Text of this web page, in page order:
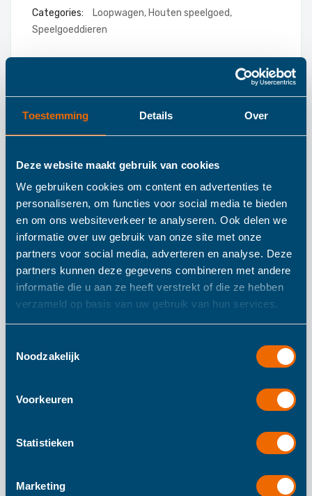
Toestemming Details Over
Deze website maakt gebruik van cookies
We gebruiken cookies om content en advertenties te
personaliseren, om functies voor social media te bieden
en om ons websiteverkeer te analyseren. Ook delen we
informatie over uw gebruik van onze site met onze
partners voor social media, adverteren en analyse. Deze
partners kunnen deze gegevens combineren met andere
informatie die u aan ze heeft verstrekt of die ze hebben
verzameld op basis van uw gebruik van hun services.
Noodzakelijk
Voorkeuren
Statistieken
Marketing
Categories: Loopwagen, Houten speelgoed,
Speelgoeddieren
Details
Trixie Houten
Loopwagen Mr.
Crocodile
Ga op ontdekkingstocht met deze leuke houten
loopwagen! Of je kleintje nu zijn eerste stapjes zet of vlot
van hun favoriete speelgoed om samen op stap te gaan,
hout. Alle verven zijn op waterbasis en veilig voor baby's.